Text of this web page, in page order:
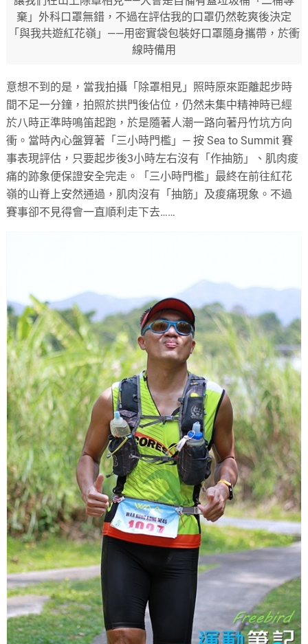
棄」外科口罩無錯，不過在評估我的口罩仍然乾爽後決定
「與我共遊紅花嶺」——用密實袋包裝好口罩隨身攜帶，於衝
線時備用
意想不到的是，當我拍攝「除罩相見」照時原來距離起步時
間不足一分鐘，拍照於拱門後佔位，仍然未集中精神時已經
於八時正準時鳴笛起跑，於是隨著人潮一路向著丹竹坑方向
衝。當時內心盤算著「三小時門檻」— 按 Sea to Summit 賽
事表現評估，只要起步後3小時左右沒有「作抽筋」、肌肉痠
痛的跡象便保證安全完走。「三小時門檻」最終在前往紅花
嶺的山脊上安然通過，肌肉沒有「抽筋」及痠痛現象。不過
賽事卻不見得會一直順利走下去……